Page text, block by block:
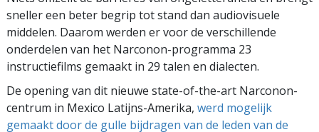
sneller een beter begrip tot stand dan audiovisuele
middelen. Daarom werden er voor de verschillende
onderdelen van het Narconon-programma 23
instructiefilms gemaakt in 29 talen en dialecten.
De opening van dit nieuwe state-of-the-art Narconon-
centrum in Mexico Latijns-Amerika, werd mogelijk
gemaakt door de gulle bijdragen van de leden van de